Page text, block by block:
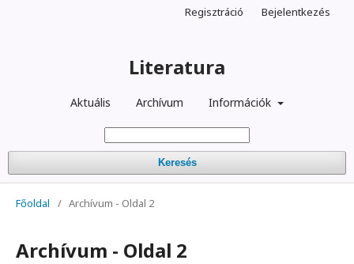
Literatura
Aktuális Archívum Információk
Keresés
Regisztráció Bejelentkezés
Főoldal / Archívum - Oldal 2
Archívum - Oldal 2